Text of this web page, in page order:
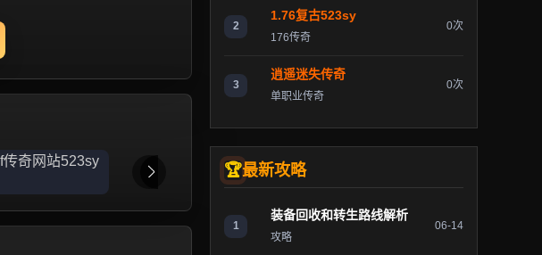
2
1.76复古523sy
176传奇
0次
3
逍遥迷失传奇
单职业传奇
0次
最新攻略
1
装备回收和转生路线解析
攻略
06-14